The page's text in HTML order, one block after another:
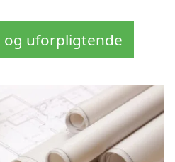
og uforpligtende